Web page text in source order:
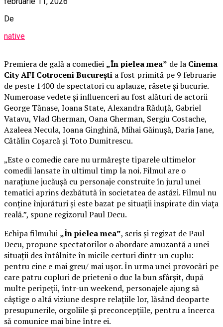
De
native
Premiera de gală a comediei „În pielea mea” de la Cinema
City AFI Cotroceni București a fost primită pe 9 februarie
de peste 1400 de spectatori cu aplauze, râsete și bucurie.
Numeroase vedete și influenceri au fost alături de actorii
George Tănase, Ioana State, Alexandra Răduță, Gabriel
Vatavu, Vlad Gherman, Oana Gherman, Sergiu Costache,
Azaleea Necula, Ioana Ginghină, Mihai Găinușă, Daria Jane,
Cătălin Coșarcă și Toto Dumitrescu.
„Este o comedie care nu urmărește tiparele ultimelor
comedii lansate în ultimul timp la noi. Filmul are o
narațiune jucăușă cu personaje construite în jurul unei
tematici aprins dezbătută în societatea de astăzi. Filmul nu
conține înjurături și este bazat pe situații inspirate din viața
reală.”, spune regizorul Paul Decu.
Echipa filmului „În pielea mea”, scris și regizat de Paul
Decu, propune spectatorilor o abordare amuzantă a unei
situații des întâlnite în micile certuri dintr-un cuplu:
pentru cine e mai greu/ mai ușor. În urma unei provocări pe
care patru cupluri de prieteni o duc la bun sfârșit, după
multe peripeții, într-un weekend, personajele ajung să
câștige o altă viziune despre relațiile lor, lăsând deoparte
presupunerile, orgoliile și preconcepțiile, pentru a încerca
să comunice mai bine între ei.